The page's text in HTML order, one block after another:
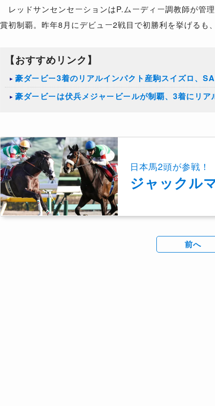
レッドサンセンセーションはP.ムーディー調教師が管
賞初制覇。昨年8月にデビュー2戦目で初勝利を挙げるも
【おすすめリンク】
豪ダービー3着のリアルインパクト産駒スイズロ、
豪ダービーは伏兵メジャービールが制覇、3着にリア
日本馬2頭が参戦！
ジャックル
前へ